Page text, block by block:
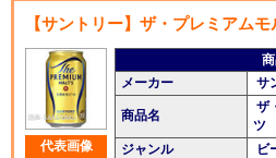
【ジャンルメニュー】
ビール
発泡酒・新ジャンル
【サントリー】ザ・プレミアムモ
代表画像
メーカー
サ
商品名
ザ
ツ
ジャンル
ビ